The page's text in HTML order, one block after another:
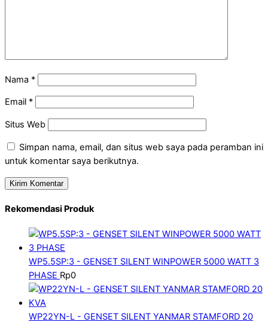
Nama *
Email *
Situs Web
Simpan nama, email, dan situs web saya pada peramban ini
untuk komentar saya berikutnya.
Rekomendasi Produk
WP5.5SP:3 - GENSET SILENT WINPOWER 5000 WATT 3
PHASE Rp0
WP22YN-L - GENSET SILENT YANMAR STAMFORD 20